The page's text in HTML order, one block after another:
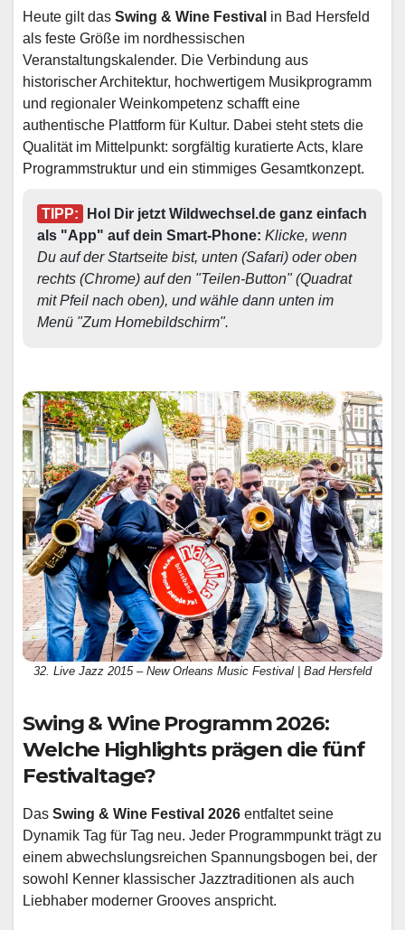
Heute gilt das Swing & Wine Festival in Bad Hersfeld
als feste Größe im nordhessischen
Veranstaltungskalender. Die Verbindung aus
historischer Architektur, hochwertigem Musikprogramm
und regionaler Weinkompetenz schafft eine
authentische Plattform für Kultur. Dabei steht stets die
Qualität im Mittelpunkt: sorgfältig kuratierte Acts, klare
Programmstruktur und ein stimmiges Gesamtkonzept.
TIPP:
Hol Dir jetzt Wildwechsel.de ganz einfach
als "App" auf dein Smart-Phone: Klicke, wenn
Du auf der Startseite bist, unten (Safari) oder oben
rechts (Chrome) auf den "Teilen-Button" (Quadrat
mit Pfeil nach oben), und wähle dann unten im
Menü "Zum Homebildschirm".
32. Live Jazz 2015 – New Orleans Music Festival | Bad Hersfeld
Swing & Wine Programm 2026:
Welche Highlights prägen die fünf
Festivaltage?
Das Swing & Wine Festival 2026 entfaltet seine
Dynamik Tag für Tag neu. Jeder Programmpunkt trägt zu
einem abwechslungsreichen Spannungsbogen bei, der
sowohl Kenner klassischer Jazztraditionen als auch
Liebhaber moderner Grooves anspricht.